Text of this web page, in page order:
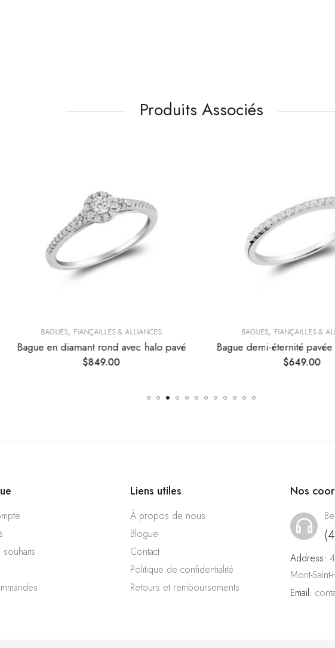
Produits Associés
BAGUES, FIANÇAILLES & ALLIANCES
Bague en diamant rond avec halo pavé
$849.00
BAGUES, FIANÇAILLES &
Bague demi-éternité
$649.00
Liens utiles
À propos de nous
Blogue
Contact
Politique de confidentialité
Retours et remboursements
Nos
Address:
Mont-
Email: